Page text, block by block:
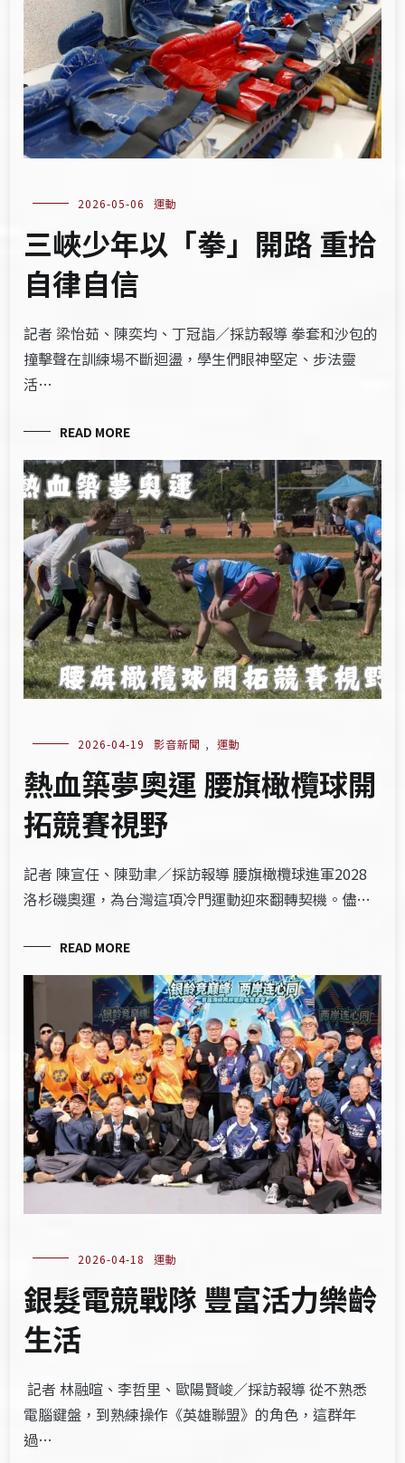
2026-05-06 運動
三峽少年以「拳」開路 重拾
自律自信
記者 梁怡茹、陳奕均、丁冠詣／採訪報導 拳套和沙包的
撞擊聲在訓練場不斷迴盪，學生們眼神堅定、步法靈
活…
READ MORE
2026-04-19 影音新聞 , 運動
熱血築夢奧運 腰旗橄欖球開
拓競賽視野
記者 陳宣任、陳勁聿／採訪報導 腰旗橄欖球進軍2028
洛杉磯奧運，為台灣這項冷門運動迎來翻轉契機。儘…
READ MORE
2026-04-18 運動
銀髮電競戰隊 豐富活力樂齡
生活
記者 林融暄、李哲里、歐陽賢峻／採訪報導 從不熟悉
電腦鍵盤，到熟練操作《英雄聯盟》的角色，這群年
過…